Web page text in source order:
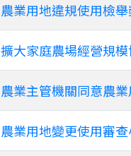
農業用地違規使用檢
擴大家庭農場經營規
農業主管機關同意農
農業用地變更使用審